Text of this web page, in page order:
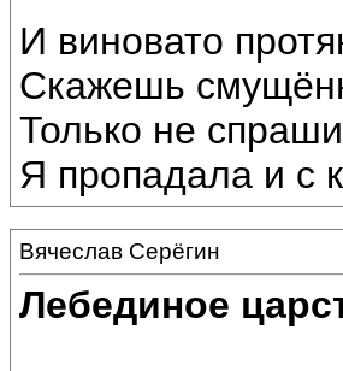
И виновато
Скажешь
Только не
Я пропадала и с
Вячеслав Серёгин
Лебединое